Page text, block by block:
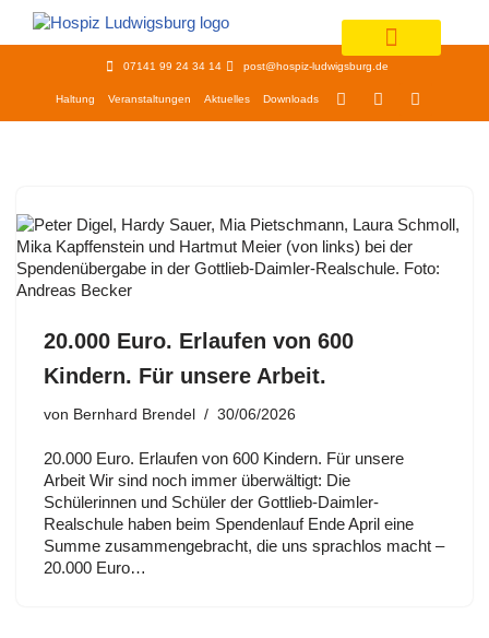
springen
07141 99 24 34 14 post@hospiz-ludwigsburg.de
Haltung Veranstaltungen Aktuelles Downloads
20.000 Euro. Erlaufen von 600
Kindern. Für unsere Arbeit.
von Bernhard Brendel 30/06/2026
20.000 Euro. Erlaufen von 600 Kindern. Für unsere
Arbeit Wir sind noch immer überwältigt: Die
Schülerinnen und Schüler der Gottlieb-Daimler-
Realschule haben beim Spendenlauf Ende April eine
Summe zusammengebracht, die uns sprachlos macht –
20.000 Euro…